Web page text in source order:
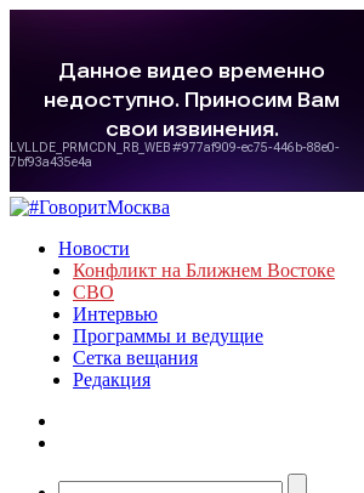
Новости
Конфликт на Ближнем Востоке
СВО
Интервью
Программы и ведущие
Сетка вещания
Редакция